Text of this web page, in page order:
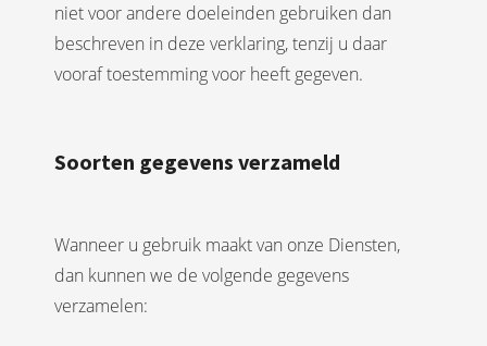
niet voor andere doeleinden gebruiken dan
beschreven in deze verklaring, tenzij u daar
vooraf toestemming voor heeft gegeven.
Soorten gegevens verzameld
Wanneer u gebruik maakt van onze Diensten,
dan kunnen we de volgende gegevens
verzamelen: